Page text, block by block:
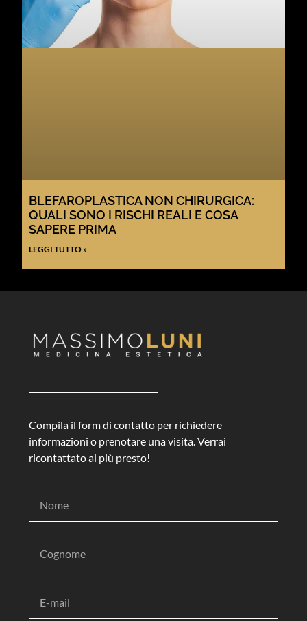
BLEFAROPLASTICA NON CHIRURGICA:
QUALI SONO I RISCHI REALI E COSA
SAPERE PRIMA
LEGGI TUTTO »
Compila il form di contatto per richiedere
informazioni o prenotare una visita. Verrai
ricontattato al più presto!